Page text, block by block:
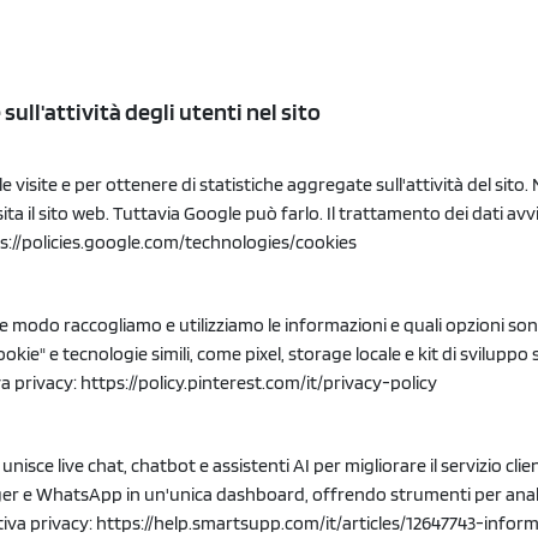
degli utenti nel sito
visite e per ottenere di statistiche aggregate sull'attività del
il sito web. Tuttavia Google può farlo. Il trattamento dei dati
policies.google.com/technologies/cookies
modo raccogliamo e utilizziamo le informazioni e quali opzioni
e tecnologie simili, come pixel, storage locale e kit di
privacy: https://policy.pinterest.com/it/privacy-policy
live chat, chatbot e assistenti AI per migliorare il servizio
e WhatsApp in un'unica dashboard, offrendo strumenti per
privacy: https://help.smartsupp.com/it/articles/12647743-